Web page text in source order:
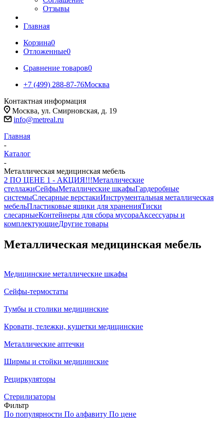
Отзывы
Главная
Корзина0
Отложенные0
Сравнение товаров0
+7 (499) 288-87-76Москва
Контактная информация
Москва, ул. Смирновская, д. 19
info@metreal.ru
Главная
-
Каталог
-
Металлическая медицинская мебель
2 ПО ЦЕНЕ 1 - АКЦИЯ!!!Металлические
стеллажиСейфыМеталлические шкафыГардеробные
системыСлесарные верстакиИнструментальная металлическая
мебельПластиковые ящики для храненияТиски
слесарныеКонтейнеры для сбора мусораАксессуары и
комплектующиеДругие товары
Металлическая медицинская мебель
Медицинские металлические шкафы
Сейфы-термостаты
Тумбы и столики медицинские
Кровати, тележки, кушетки медицинские
Металлические аптечки
Ширмы и стойки медицинские
Рециркуляторы
Стерилизаторы
Фильтр
По популярности По алфавиту По цене